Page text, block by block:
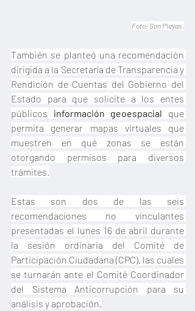
Foto: Son Playas.
También se planteó una recomendación
dirigida a la Secretaría de Transparencia y
Rendición de Cuentas del Gobierno del
Estado para que solicite a los entes
públicos información geoespacial que
permita generar mapas virtuales que
muestren en qué zonas se están
otorgando permisos para diversos
trámites.
Estas son dos de las seis
recomendaciones no vinculantes
presentadas el lunes 16 de abril durante
la sesión ordinaria del Comité de
Participación Ciudadana (CPC), las cuales
se turnarán ante el Comité Coordinador
del Sistema Anticorrupción para su
análisis y aprobación.